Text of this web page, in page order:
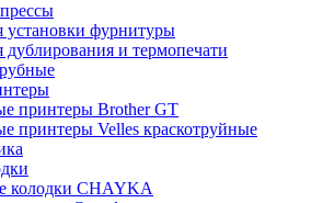
установки фурнитуры
дублирования и термопечати
принтеры Brother GT
принтеры Velles краскотруйные
колодки CHAYKA